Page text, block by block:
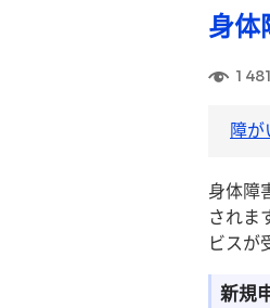
身体
障が
身体障
されま
ビスが
新規